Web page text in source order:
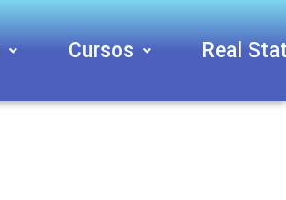
Cursos Real